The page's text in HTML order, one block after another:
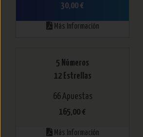
30,00 €
Más Información
5 Números
12 Estrellas
66 Apuestas
165,00 €
Más Información